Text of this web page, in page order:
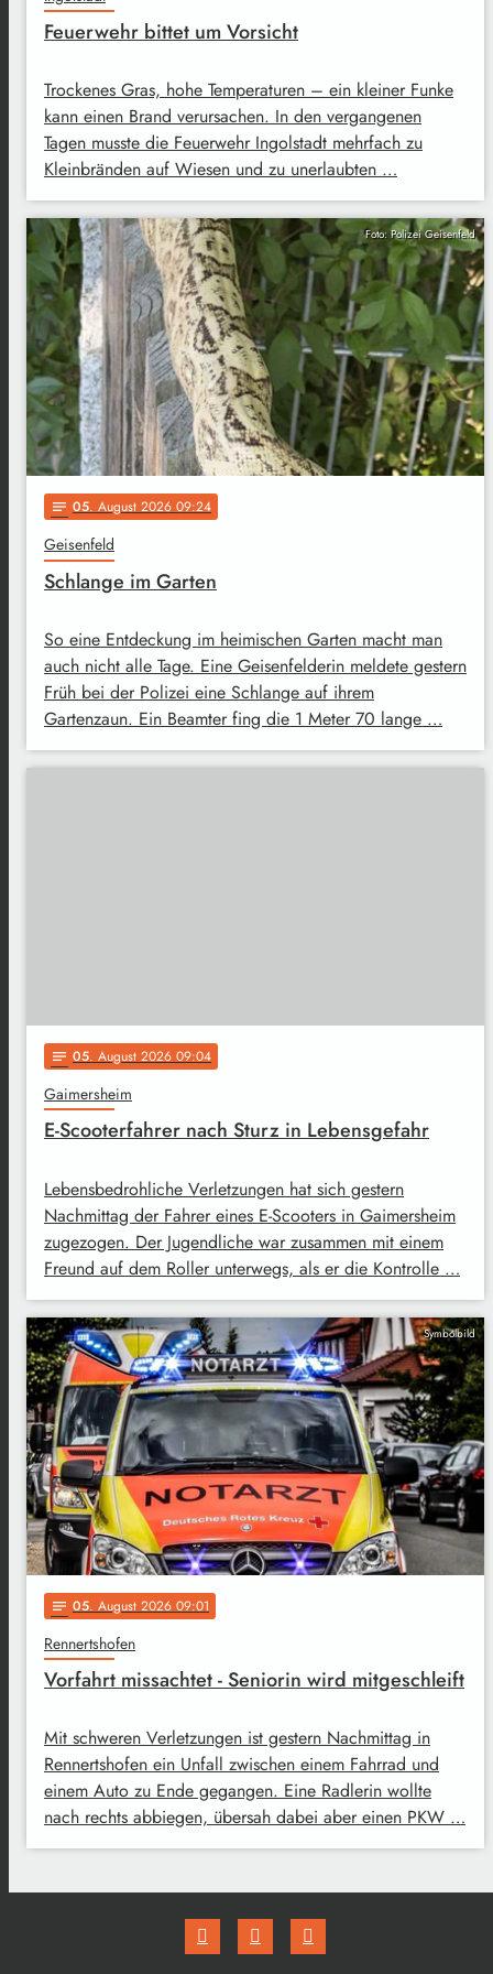
Feuerwehr bittet um Vorsicht
Trockenes Gras, hohe Temperaturen – ein kleiner Funke
kann einen Brand verursachen. In den vergangenen
Tagen musste die Feuerwehr Ingolstadt mehrfach zu
Kleinbränden auf Wiesen und zu unerlaubten …
Foto: Polizei Geisenfeld
notes 05. August 2026 09:24
Geisenfeld
Schlange im Garten
So eine Entdeckung im heimischen Garten macht man
auch nicht alle Tage. Eine Geisenfelderin meldete gestern
Früh bei der Polizei eine Schlange auf ihrem
Gartenzaun. Ein Beamter fing die 1 Meter 70 lange …
notes 05. August 2026 09:04
Gaimersheim
E-Scooterfahrer nach Sturz in Lebensgefahr
Lebensbedrohliche Verletzungen hat sich gestern
Nachmittag der Fahrer eines E-Scooters in Gaimersheim
zugezogen. Der Jugendliche war zusammen mit einem
Freund auf dem Roller unterwegs, als er die Kontrolle …
Symbolbild
notes 05. August 2026 09:01
Rennertshofen
Vorfahrt missachtet - Seniorin wird mitgeschleift
Mit schweren Verletzungen ist gestern Nachmittag in
Rennertshofen ein Unfall zwischen einem Fahrrad und
einem Auto zu Ende gegangen. Eine Radlerin wollte
nach rechts abbiegen, übersah dabei aber einen PKW …